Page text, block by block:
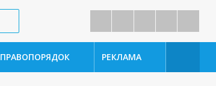
ПРАВОПОРЯДОК РЕКЛАМА